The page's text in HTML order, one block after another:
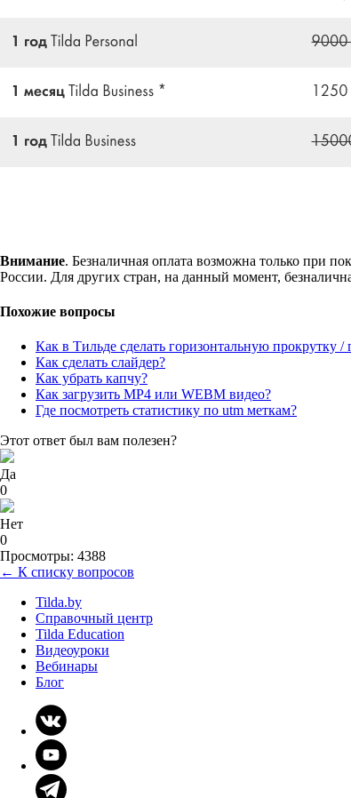
Внимание. Безналичная оплата возможна только при
России. Для других стран, на данный момент,
Похожие вопросы
Как в Тильде сделать горизонтальную прокрутку /
Как сделать слайдер?
Как убрать капчу?
Как загрузить MP4 или WEBM видео?
Где посмотреть статистику по utm меткам?
Этот ответ был вам полезен?
Да
0
Нет
0
Просмотры: 4388
← К списку вопросов
Tilda.by
Справочный центр
Tilda Education
Видеоуроки
Вебинары
Блог